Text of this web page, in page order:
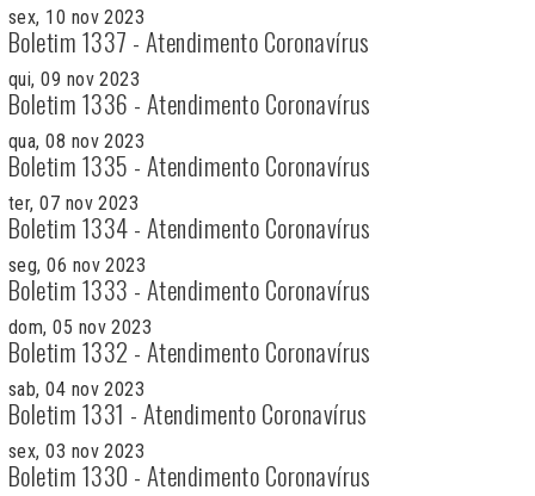
sex, 10 nov 2023
Boletim 1337 - Atendimento Coronavírus
qui, 09 nov 2023
Boletim 1336 - Atendimento Coronavírus
qua, 08 nov 2023
Boletim 1335 - Atendimento Coronavírus
ter, 07 nov 2023
Boletim 1334 - Atendimento Coronavírus
seg, 06 nov 2023
Boletim 1333 - Atendimento Coronavírus
dom, 05 nov 2023
Boletim 1332 - Atendimento Coronavírus
sab, 04 nov 2023
Boletim 1331 - Atendimento Coronavírus
sex, 03 nov 2023
Boletim 1330 - Atendimento Coronavírus